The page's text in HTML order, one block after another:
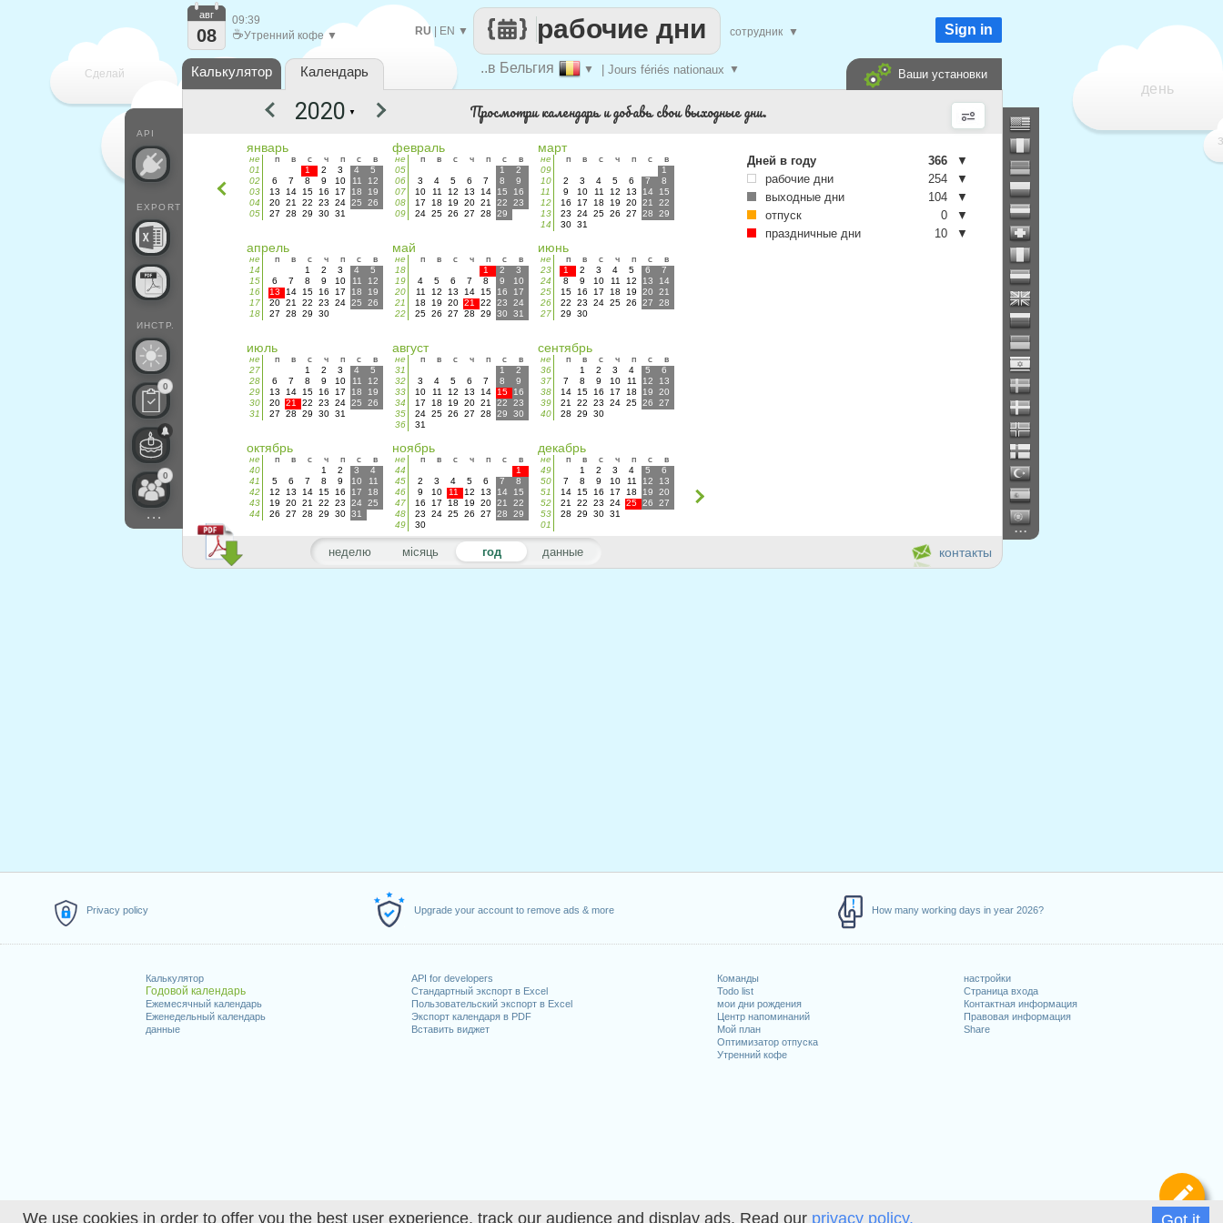
We use cookies in order to offer you the best user experience, track our audience and display ads. Read our privacy policy.
Privacy policy Upgrade your account to remove ads & more How many working days in year 2026?
Калькулятор
Годовой календарь
Ежемесячный календарь
Еженедельный календарь
данные
API for developers
Стандартный экспорт в Excel
Пользовательский экспорт в Excel
Экспорт календаря в PDF
Вставить виджет
Команды
Todo list
мои дни рождения
Центр напоминаний
Мой план
Оптимизатор отпуска
Утренний кофе
настройки
Страница входа
Контактная информация
Правовая информация
Share
Сделай
день
..в Бельгия ▼ | Jours fériés nationaux ▼
рабочие дни
RU| EN ▼ сотрудник ▼
API
EXPORT
ИНСТР.
0
0
...
авг
08
09:39
☕Утренний кофе ▼ Sign in
Калькулятор Календарь Ваши установки
...
контакты
▼ Просмотри календарь и добавь свои выходные дни.
январь
не п в с ч п с
в
01
1 2 3 4
5
02
6 7 8 9 10 11
12
03
13 14 15 16 17 18
19
04
20 21 22 23 24 25
26
05
27 28 29 30 31
февраль
не п в с ч п с
в
05
1
2
06
3 4 5 6 7 8
9
07
10 11 12 13 14 15
16
08
17 18 19 20 21 22
23
09
24 25 26 27 28 29
март
не п в с ч п с
в
09
1
10
2 3 4 5 6 7
8
11
9 10 11 12 13 14
15
12
16 17 18 19 20 21
22
13
23 24 25 26 27 28
29
14
30 31
апрель
не п в с ч п с
в
14
1 2 3 4
5
15
6 7 8 9 10 11
12
16
13 14 15 16 17 18
19
17
20 21 22 23 24 25
26
18
27 28 29 30
май
не п в с ч п с
в
18
1 2
3
19
4 5 6 7 8 9
10
20
11 12 13 14 15 16
17
21
18 19 20 21 22 23
24
22
25 26 27 28 29 30 31
июнь
не п в с ч п с
в
23
1 2 3 4 5 6
7
24
8 9 10 11 12 13
14
25
15 16 17 18 19 20
21
26
22 23 24 25 26 27
28
27
29 30
июль
не п в с ч п с
в
27
1 2 3 4
5
28
6 7 8 9 10 11
12
29
13 14 15 16 17 18
19
30
20 21 22 23 24 25
26
31
27 28 29 30 31
август
не п в с ч п с
в
31
1
2
32
3 4 5 6 7 8
9
33
10 11 12 13 14 15
16
34
17 18 19 20 21 22
23
35
24 25 26 27 28 29
30
36
31
сентябрь
не п в с ч п с
в
36
1 2 3 4 5
6
37
7 8 9 10 11 12
13
38
14 15 16 17 18 19
20
39
21 22 23 24 25 26
27
40
28 29 30
октябрь
не п в с ч п с
в
40
1 2 3
4
41
5 6 7 8 9 10
11
42
12 13 14 15 16 17
18
43
19 20 21 22 23 24
25
44
26 27 28 29 30 31
ноябрь
не п в с ч п с
в
44
1
45
2 3 4 5 6 7
8
46
9 10 11 12 13 14
15
47
16 17 18 19 20 21
22
48
23 24 25 26 27 28
29
49
30
декабрь
не п в с ч п с
в
49
1 2 3 4 5
6
50
7 8 9 10 11 12
13
51
14 15 16 17 18 19
20
52
21 22 23 24 25 26
27
53
28 29 30 31
01
неделю місяць год данные
Дней в году 366
▼
рабочие дни
254
▼
выходные дни
104
▼
отпуск
0
▼
праздничные дни
10 ▼